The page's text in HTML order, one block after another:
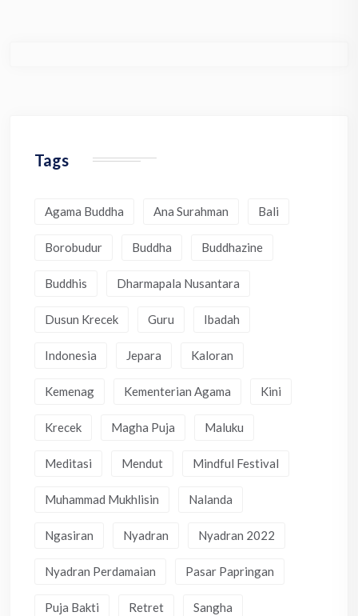
Tags
Agama Buddha Ana Surahman Bali
Borobudur Buddha Buddhazine
Buddhis Dharmapala Nusantara
Dusun Krecek Guru Ibadah
Indonesia Jepara Kaloran
Kemenag Kementerian Agama Kini
Krecek Magha Puja Maluku
Meditasi Mendut Mindful Festival
Muhammad Mukhlisin Nalanda
Ngasiran Nyadran Nyadran 2022
Nyadran Perdamaian Pasar Papringan
Puja Bakti Retret Sangha